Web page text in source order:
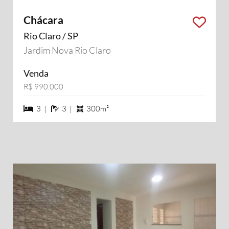
Chácara
Rio Claro / SP
Jardim Nova Rio Claro
Venda
R$ 990.000
3 dormiórios
3 | 3 banheiros
3 | 300m²